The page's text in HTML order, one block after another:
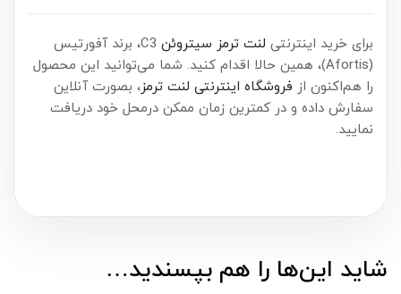
برای خرید اینترنتی لنت ترمز سیتروئن
C3، برند آفورتیس
(Afortis)، همین حالا اقدام کنید. شما می‌توانید این محصول
را هم‌اکنون از فروشگاه اینترنتی لنت ترمز، بصورت آنلاین
سفارش داده و در کمترین زمان ممکن درمحل خود دریافت
نمایید.
شاید این‌ها را هم بپسندید…